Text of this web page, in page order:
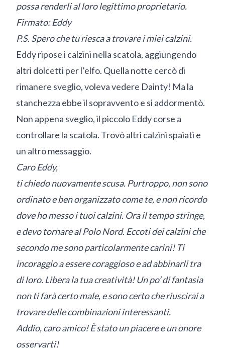
possa renderli al loro legittimo proprietario.
Firmato: Eddy
P.S. Spero che tu riesca a trovare i miei calzini.
Eddy ripose i calzini nella scatola, aggiungendo
altri dolcetti per l’elfo. Quella notte cercò di
rimanere sveglio, voleva vedere Dainty! Ma la
stanchezza ebbe il sopravvento e si addormentò.
Non appena sveglio, il piccolo Eddy corse a
controllare la scatola. Trovò altri calzini spaiati e
un altro messaggio.
Caro Eddy,
ti chiedo nuovamente scusa. Purtroppo, non sono
ordinato e ben organizzato come te, e non ricordo
dove ho messo i tuoi calzini. Ora il tempo stringe,
e devo tornare al Polo Nord. Eccoti dei calzini che
secondo me sono particolarmente carini! Ti
incoraggio a essere coraggioso e ad abbinarli tra
di loro. Libera la tua creatività! Un po’ di fantasia
non ti farà certo male, e sono certo che riuscirai a
trovare delle combinazioni interessanti.
Addio, caro amico! È stato un piacere e un onore
osservarti!